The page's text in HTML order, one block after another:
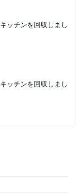
ッチンを回収しまし
ッチンを回収しまし